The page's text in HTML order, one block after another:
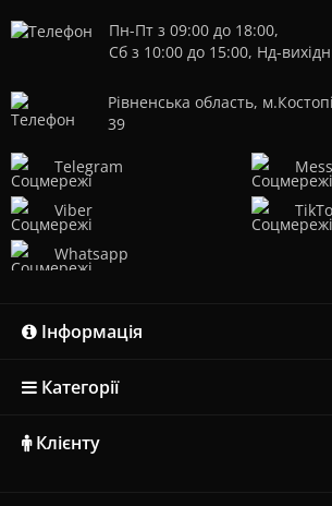
Пн-Пт з 09:00 до 18:00,
Сб з 10:00 до 15:00, Нд-
Рівненська область,
39
Telegram
Viber
Whatsapp
Інформація
Категорії
Клієнту